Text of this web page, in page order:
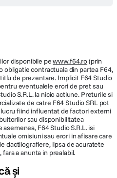
disponibile pewww.f64.ro(prin
obligatie contractuala din partea F64,
de prezentare. Implicit F64 Studio
eventualele erori de pret sau
S.R.L. la nicio actiune. Preturile si
de catre F64 Studio SRL pot
fiind influentat de factori externi
sau disponibilitatea
F64 Studio S.R.L. isi
omisiuni sau erori in afisare care
dactilografiere, lipsa de acuratete
a anunta in prealabil.
și